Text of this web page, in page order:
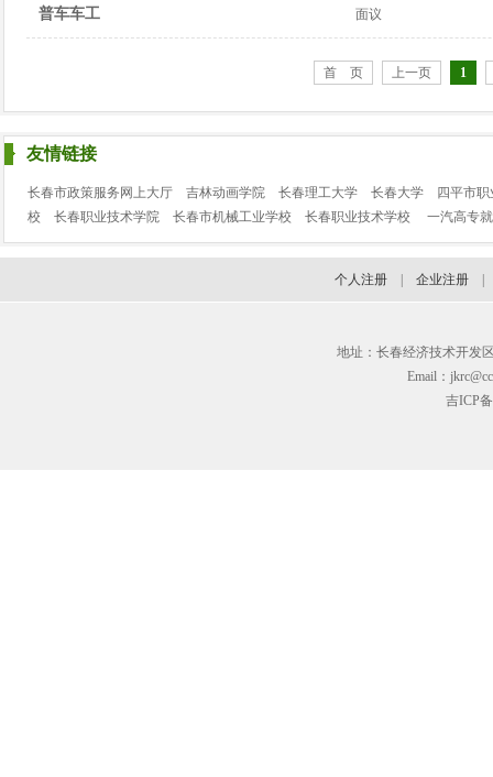
普车车工 面议
首 页 上一页 1
友情链接
长春市政策服务网上大厅 吉林动画学院 长春理工大学 长春大学
四平市
校
长春职业技术学院 长春市机械工业学校 长春职业技术学校 一汽高专
个人注册 企业注册
地址：长春经济技术开发
Email：
吉ICP